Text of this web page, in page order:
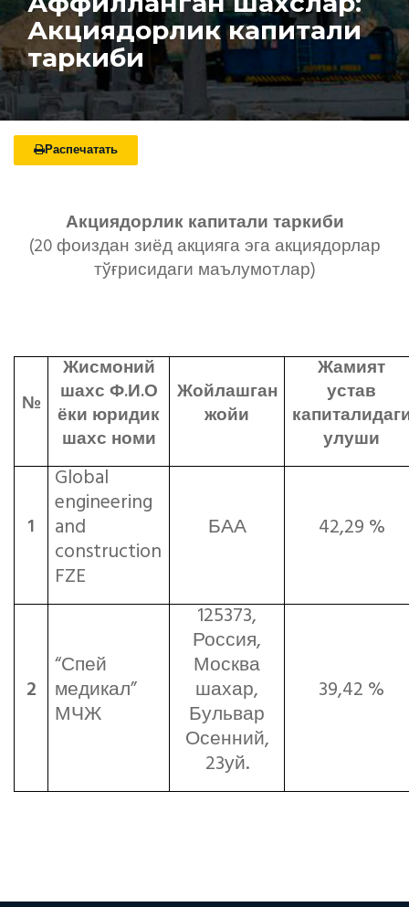
Акциядорлик капитали
таркиби
Распечатать
Акциядорлик капитали таркиби
(20 фоиздан зиёд акцияга эга акциядорлар
тўғрисидаги маълумотлар)
№
Жисмоний
шахс Ф.И.О
ёки юридик
шахс номи
Жойлашган
жойи
Жамият
устав
улуши
1
Global
engineering
and
construction
FZE
БАА 42,29 %
2
“Спей
медикал”
МЧЖ
125373,
Россия,
Москва
шахар,
Бульвар
Осенний,
23уй.
39,42 %